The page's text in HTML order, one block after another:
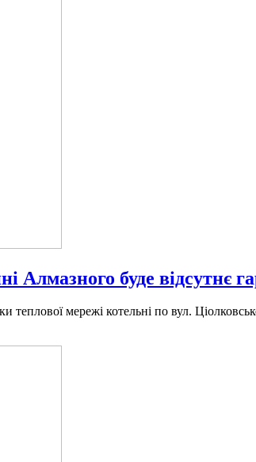
Алмазного буде відсутнє
теплової мережі котельні по вул.